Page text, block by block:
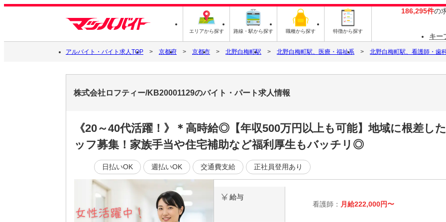
エリアから探す 路線・駅から探す 職種から探す 特徴から探す
186,295件の
キー
アルバイト・バイト求人TOP 京都府 京都市 北野白梅町駅 北野白梅町駅、医療・福祉系 北野白梅町駅、看護師・歯
株式会社ロフティー/KB20001129のバイト・パート求人情報
《20～40代活躍！》＊高時給◎【年収500万円以上も可能】地域に根差し
ッフ募集！家族手当や住宅補助など福利厚生もバッチリ◎
日払いOK 週払いOK 交通費支給 正社員登用あり
給与
看護師： 月給222,000円〜